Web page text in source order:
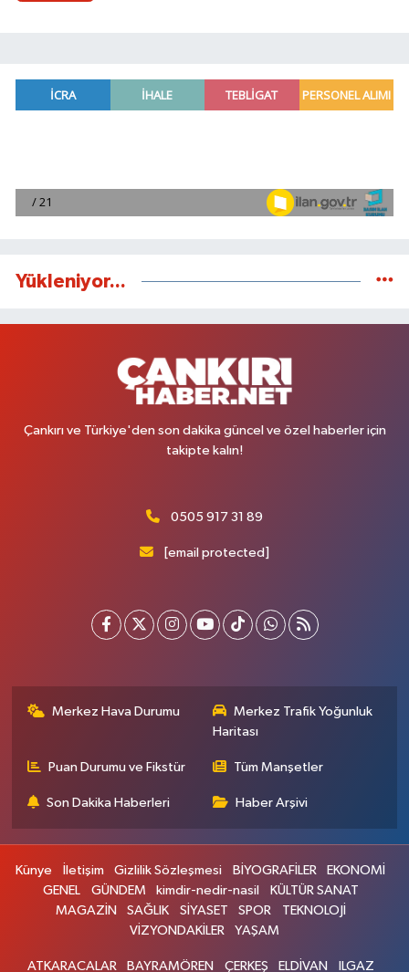
Yükleniyor...
Çankırı ve Türkiye'den son dakika güncel ve özel haberler için
takipte kalın!
0505 917 31 89
[email protected]
Merkez Hava Durumu
Merkez Trafik Yoğunluk
Haritası
Puan Durumu ve Fikstür Tüm Manşetler
Son Dakika Haberleri Haber Arşivi
Künye İletişim Gizlilik Sözleşmesi BİYOGRAFİLER
EKONOMİ
GENEL
GÜNDEM kimdir-nedir-nasil
KÜLTÜR SANAT
MAGAZİN
SAĞLIK SİYASET SPOR
TEKNOLOJİ
VİZYONDAKİLER
YAŞAM
ATKARACALAR BAYRAMÖREN ÇERKEŞ ELDİVAN ILGAZ